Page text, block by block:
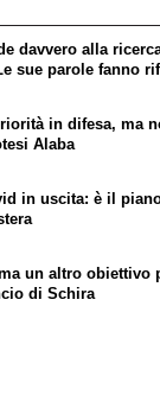
davvero alla
sue parole fanno
in difesa, ma
Alaba
in uscita: è il
un altro obiettivo
di Schira